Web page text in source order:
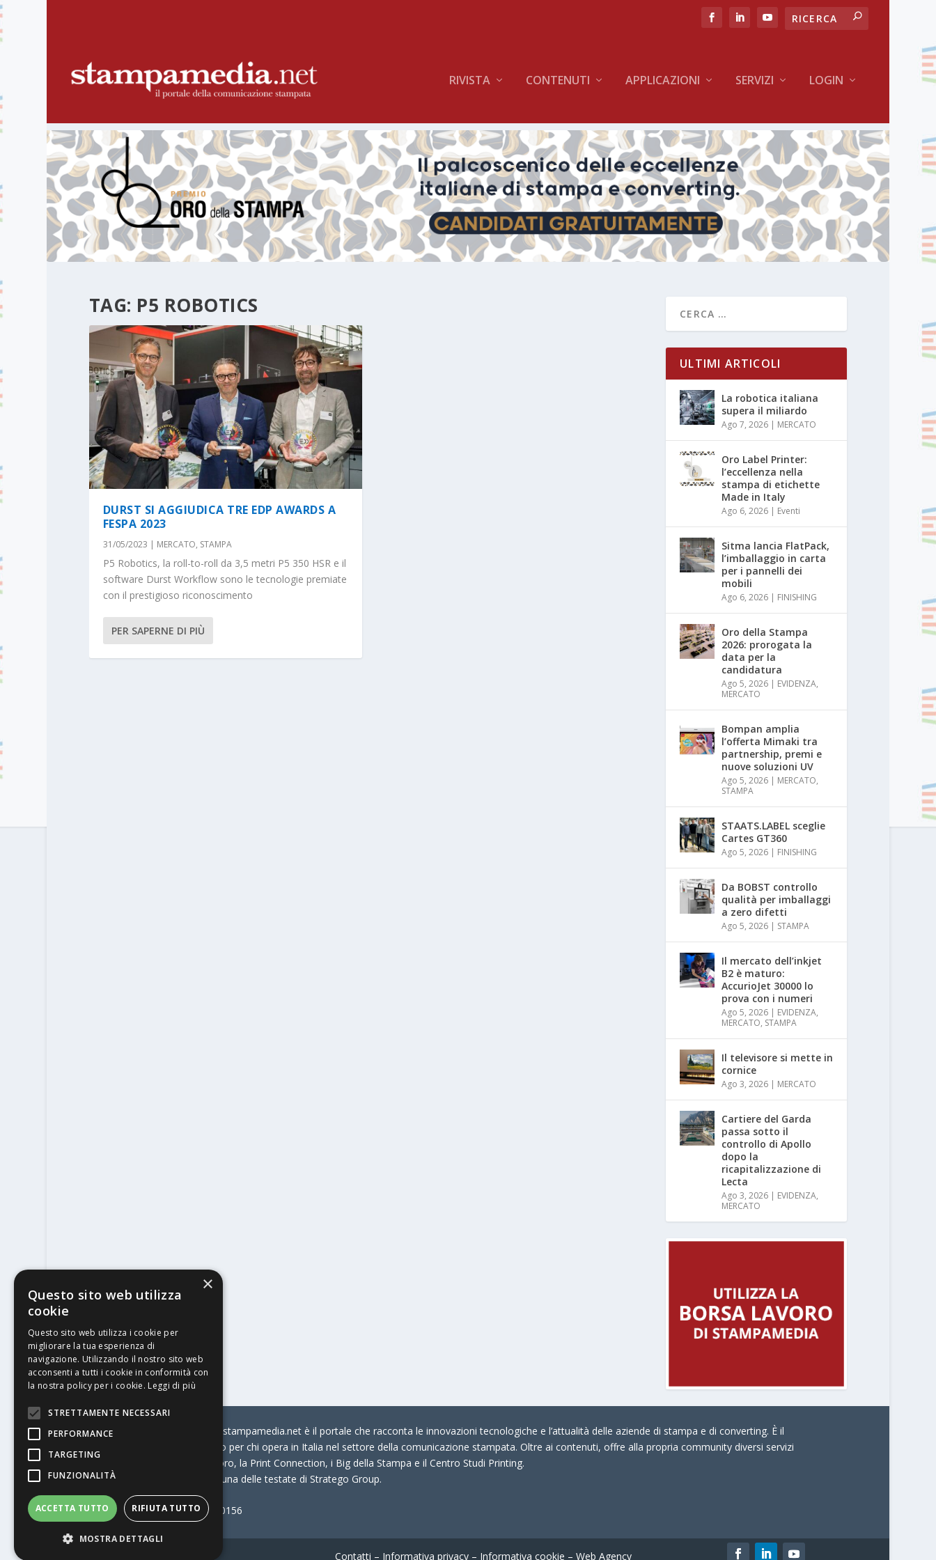
RIVISTA CONTENUTI APPLICAZIONI SERVIZI LOGIN
TAG: P5 ROBOTICS
DURST SI AGGIUDICA TRE EDP AWARDS A
FESPA 2023
31/05/2023 | MERCATO, STAMPA
P5 Robotics, la roll-to-roll da 3,5 metri P5 350 HSR e il
software Durst Workflow sono le tecnologie premiate
con il prestigioso riconoscimento
PER SAPERNE DI PIÙ
ULTIMI ARTICOLI
La robotica italiana
supera il miliardo
Ago 7, 2026 | MERCATO
Oro Label Printer:
l’eccellenza nella
stampa di etichette
Made in Italy
Ago 6, 2026 | Eventi
Sitma lancia FlatPack,
l’imballaggio in carta
per i pannelli dei
mobili
Ago 6, 2026 | FINISHING
Oro della Stampa
2026: prorogata la
data per la
candidatura
Ago 5, 2026 | EVIDENZA,
MERCATO
Bompan amplia
l’offerta Mimaki tra
partnership, premi e
nuove soluzioni UV
Ago 5, 2026 | MERCATO,
STAMPA
STAATS.LABEL sceglie
Cartes GT360
Ago 5, 2026 | FINISHING
Da BOBST controllo
qualità per imballaggi
a zero difetti
Ago 5, 2026 | STAMPA
Il mercato dell’inkjet
B2 è maturo:
AccurioJet 30000 lo
prova con i numeri
Ago 5, 2026 | EVIDENZA,
MERCATO, STAMPA
Il televisore si mette in
cornice
Ago 3, 2026 | MERCATO
Cartiere del Garda
passa sotto il
controllo di Apollo
dopo la
ricapitalizzazione di
Lecta
Ago 3, 2026 | EVIDENZA,
MERCATO
stampamedia.net è il portale che racconta le innovazioni tecnologiche e l’attualità delle aziende di stampa e di converting. È il
portale di riferimento per chi opera in Italia nel settore della comunicazione stampata. Oltre ai contenuti, offre alla propria community diversi servizi
la Borsa Lavoro, la Print Connection, i Big della Stampa e il Centro Studi Printing.
Stampamedia.net è una delle testate di Stratego Group.
Partita IVA07921450156
Contatti – Informativa privacy– Informativa cookie – Web Agency
×
Questo sito web utilizza
cookie
Questo sito web utilizza i cookie per
migliorare la tua esperienza di
navigazione. Utilizzando il nostro sito web
acconsenti a tutti i cookie in conformità con
la nostra policy per i cookie. Leggi di più
STRETTAMENTE NECESSARI
PERFORMANCE
TARGETING
FUNZIONALITÀ
ACCETTA TUTTO RIFIUTA TUTTO
MOSTRA DETTAGLI